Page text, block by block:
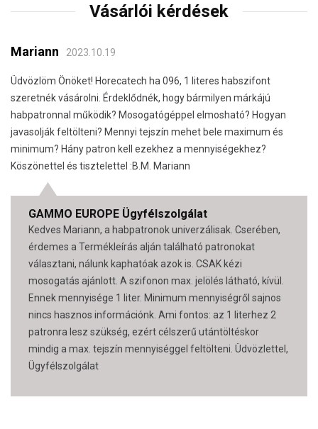
Vásárlói kérdések
Mariann 2023.10.19
Üdvözlöm Önöket! Horecatech ha 096, 1 literes habszifont
szeretnék vásárolni. Érdeklődnék, hogy bármilyen márkájú
habpatronnal működik? Mosogatógéppel elmosható? Hogyan
javasolják feltölteni? Mennyi tejszín mehet bele maximum és
minimum? Hány patron kell ezekhez a mennyiségekhez?
Köszönettel és tisztelettel :B.M. Mariann
GAMMO EUROPE Ügyfélszolgálat
Kedves Mariann, a habpatronok univerzálisak. Cserében,
érdemes a Termékleírás alján található patronokat
választani, nálunk kaphatóak azok is. CSAK kézi
mosogatás ajánlott. A szifonon max. jelölés látható, kívül.
Ennek mennyisége 1 liter. Minimum mennyiségről sajnos
nincs hasznos információnk. Ami fontos: az 1 literhez 2
patronra lesz szükség, ezért célszerű utántöltéskor
mindig a max. tejszín mennyiséggel feltölteni. Üdvözlettel,
Ügyfélszolgálat